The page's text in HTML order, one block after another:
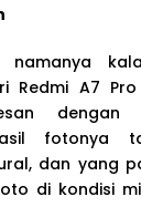
namanya
Redmi A7
dengan
fotonya
dan yang
di kondisi